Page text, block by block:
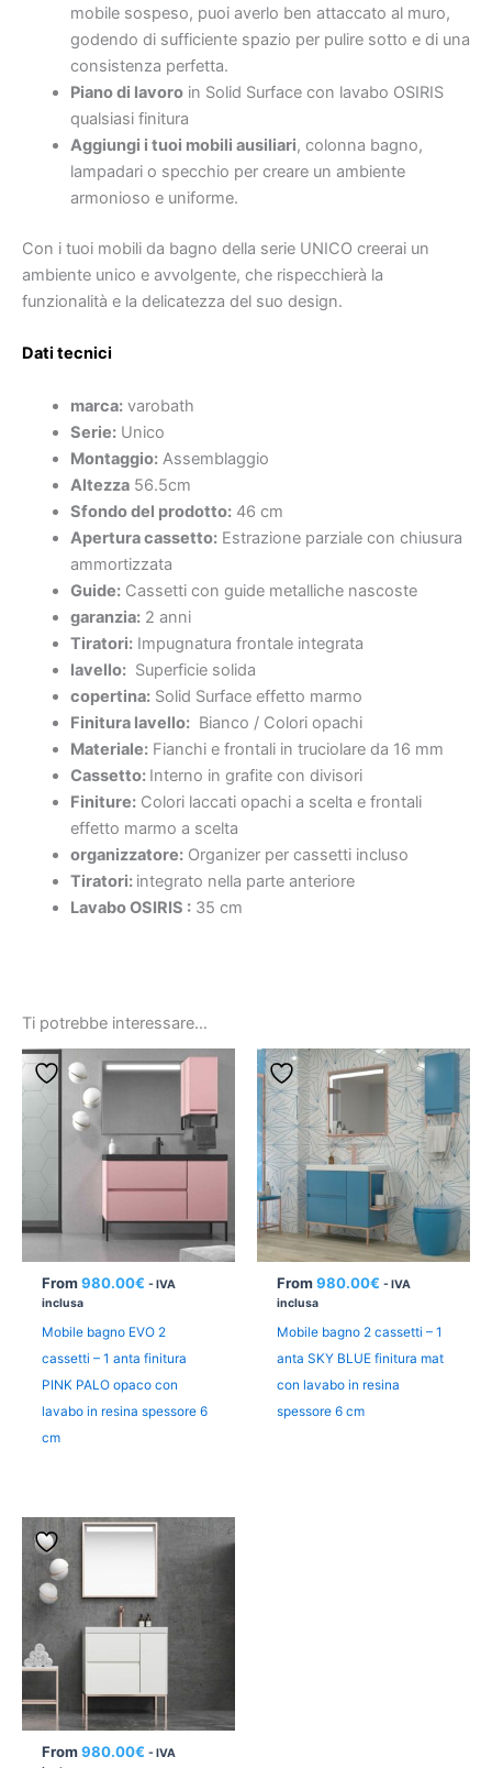
mobile sospeso, puoi averlo ben attaccato al muro,
godendo di sufficiente spazio per pulire sotto e di una
consistenza perfetta.
Piano di lavoroin Solid Surface con lavabo OSIRIS
qualsiasi finitura
Aggiungi i tuoi mobili ausiliari, colonna bagno,
lampadari o specchio per creare un ambiente
armonioso e uniforme.
Con i tuoi mobili da bagno della serie UNICO creerai un
ambiente unico e avvolgente, che rispecchierà la
funzionalità e la delicatezza del suo design.
Dati tecnici
marca:varobath
Serie:Unico
Montaggio:Assemblaggio
Altezza56.5cm
Sfondo del prodotto:46 cm
Apertura cassetto:Estrazione parziale con chiusura
ammortizzata
Guide:Cassetti con guide metalliche nascoste
garanzia:2 anni
Tiratori:Impugnatura frontale integrata
lavello:Superficie solida
copertina:Solid Surface effetto marmo
Finitura lavello:Bianco / Colori opachi
Materiale:Fianchi e frontali in truciolare da 16 mm
Cassetto: Interno in grafite con divisori
Finiture:Colori laccati opachi a scelta e frontali
effetto marmo a scelta
organizzatore:Organizer per cassetti incluso
Tiratori: integrato nella parte anteriore
Lavabo OSIRIS :35 cm
Ti potrebbe interessare…
From 980.00€ - IVA
inclusa
Mobile bagno EVO 2
cassetti – 1 anta finitura
PINK PALO opaco con
lavabo in resina spessore 6
cm
From 980.00€ - IVA
inclusa
Mobile bagno 2 cassetti – 1
anta SKY BLUE finitura mat
con lavabo in resina
spessore 6 cm
From 980.00€ - IVA